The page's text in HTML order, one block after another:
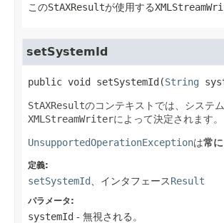
このStAXResultが使用する
setSystemId
public void setSystemId(String
StAXResultのコンテキストでは、システ
XMLStreamWriterによって決定されます。
UnsupportedOperationExceptionは常に
定義:
setSystemId 、インタフェースResult
パラメータ:
systemId - 無視される。